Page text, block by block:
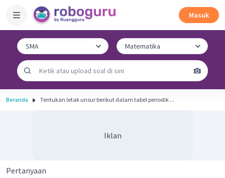
Masuk
Beranda Tentukan letak unsur berikut dalam tabel periodik ...
Iklan
Pertanyaan